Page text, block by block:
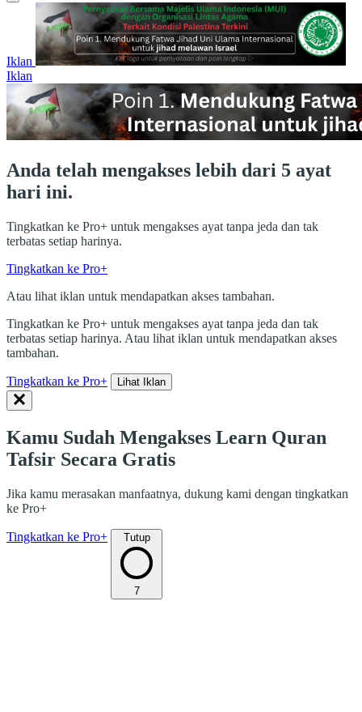
Iklan
Iklan
Anda telah mengakses lebih dari 5 ayat
hari ini.
Tingkatkan ke Pro+ untuk mengakses ayat tanpa jeda dan tak
terbatas setiap harinya.
Tingkatkan ke Pro+
Atau lihat iklan untuk mendapatkan akses tambahan.
Tingkatkan ke Pro+ untuk mengakses ayat tanpa jeda dan tak
terbatas setiap harinya. Atau lihat iklan untuk mendapatkan akses
tambahan.
Tingkatkan ke Pro+ Lihat Iklan
Kamu Sudah Mengakses Learn Quran
Tafsir Secara Gratis
Jika kamu merasakan manfaatnya, dukung kami dengan tingkatkan
ke Pro+
Tingkatkan ke Pro+ Tutup
7